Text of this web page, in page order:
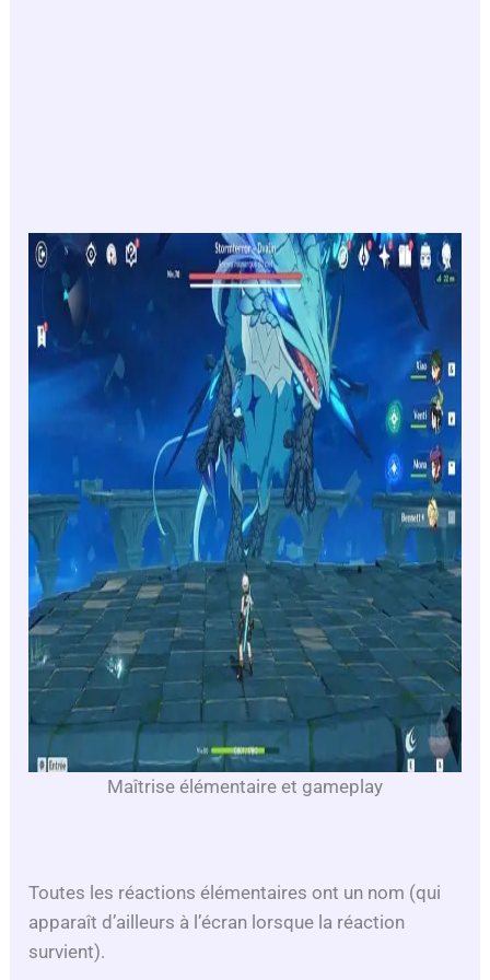
Maîtrise élémentaire et gameplay
Toutes les réactions élémentaires ont un nom (qui
apparaît d’ailleurs à l’écran lorsque la réaction
survient).